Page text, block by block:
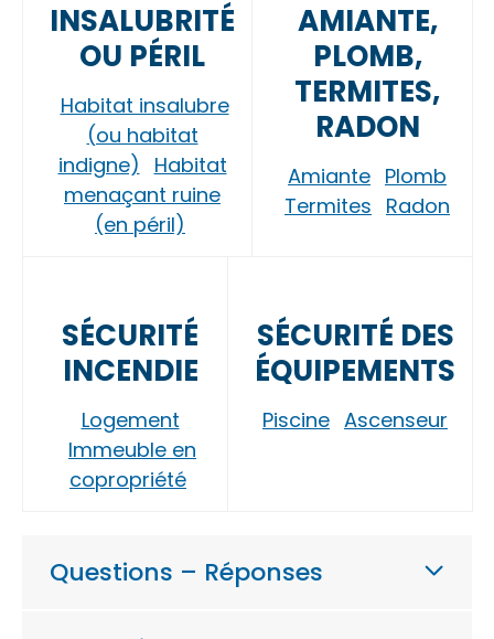
INSALUBRITÉ
OU PÉRIL
Habitat insalubre
(ou habitat
indigne)
Habitat
menaçant ruine
(en péril)
AMIANTE,
PLOMB,
TERMITES,
RADON
Amiante Plomb
Termites Radon
SÉCURITÉ
INCENDIE
Logement
Immeuble en
copropriété
SÉCURITÉ DES
ÉQUIPEMENTS
Piscine Ascenseur
Questions – Réponses